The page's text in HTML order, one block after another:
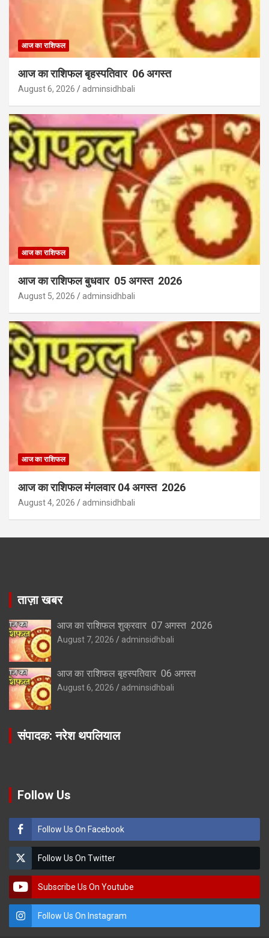
आज का राशिफल
आज का राशिफल बृहस्पतिवार 06 अगस्त
August 6, 2026 adminsidhbali
आज का राशिफल
आज का राशिफल बुधवार 05 अगस्त 2026
August 5, 2026 adminsidhbali
आज का राशिफल
आज का राशिफल मंगलवार 04 अगस्त 2026
August 4, 2026 adminsidhbali
ताज़ा खबर
आज का राशिफल शुक्रवार 07 अगस्त 2026
August 7, 2026 adminsidhbali
आज का राशिफल बृहस्पतिवार 06 अगस्त
August 6, 2026 adminsidhbali
संपादक: नरेश थपलियाल
Follow Us
Follow Us On Facebook
Follow Us On Twitter
Subscribe Us On Youtube
Follow Us On Instagram